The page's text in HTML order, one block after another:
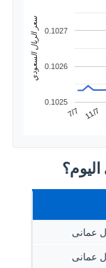
7/7 11/7
0.1025
0.1026
0.1027 سعر الريال السعودي